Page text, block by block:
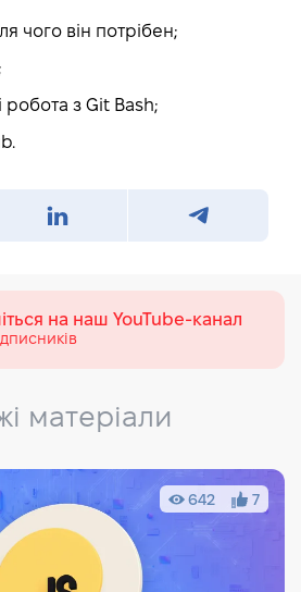
чого він потрібен;
робота з Git Bash;
на наш YouTube-канал
матеріали
642 7